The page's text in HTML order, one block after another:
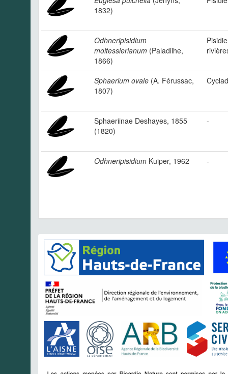
1832)
Odhneripisidium
moitessierianum (Paladilhe,
1866)
Sphaerium ovale (A. Férussac,
1807)
Sphaeriinae Deshayes, 1855
(1820)
-
Odhneripisidium Kuiper, 1962 -